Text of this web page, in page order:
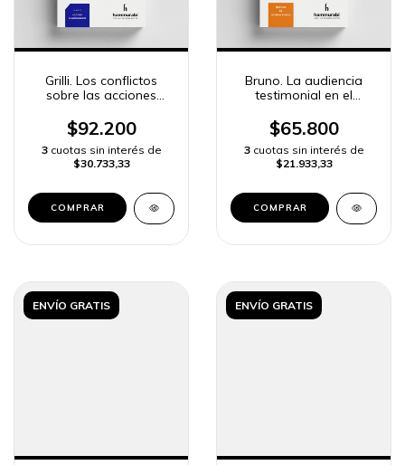
Grilli. Los conflictos
sobre las acciones
$92.200
3 cuotas sin interés de
$30.733,33
COMPRAR
Bruno. La audiencia
testimonial en el
$65.800
3 cuotas sin interés de
$21.933,33
COMPRAR
ENVÍO GRATIS ENVÍO GRATIS